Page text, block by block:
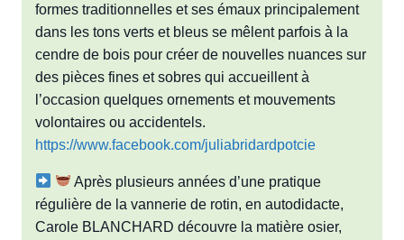
formes traditionnelles et ses émaux principalement
dans les tons verts et bleus se mêlent parfois à la
cendre de bois pour créer de nouvelles nuances sur
des pièces fines et sobres qui accueillent à
l’occasion quelques ornements et mouvements
volontaires ou accidentels.
https://www.facebook.com/juliabridardpotcie
Après plusieurs années d’une pratique
régulière de la vannerie de rotin, en autodidacte,
Carole BLANCHARD découvre la matière osier,